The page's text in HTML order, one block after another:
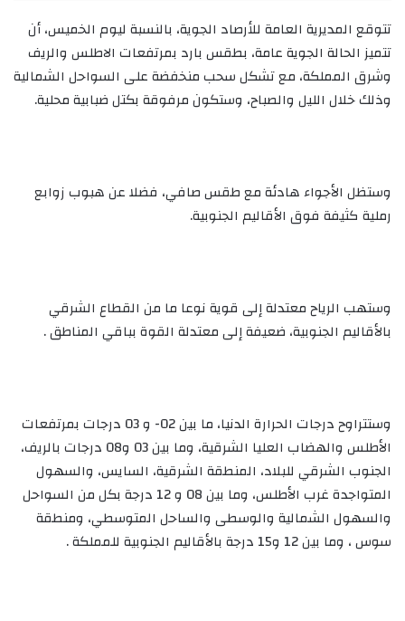
تتوقع المديرية العامة للأرصاد الجوية، بالنسبة ليوم الخميس، أن
تتميز الحالة الجوية عامة، بطقس بارد بمرتفعات الاطلس والريف
وشرق المملكة، مع تشكل سحب منخفضة على السواحل الشمالية
وذلك خلال الليل والصباح، وستكون مرفوقة بكتل ضبابية محلية.
وستظل الأجواء هادئة مع طقس صافي، فضلا عن هبوب زوابع
رملية كثيفة فوق الأقاليم الجنوبية.
وستهب الرياح معتدلة إلى قوية نوعا ما من القطاع الشرقي
بالأقاليم الجنوبية، ضعيفة إلى معتدلة القوة بباقي المناطق .
وستتراوح درجات الحرارة الدنيا، ما بين 02- و 03 درجات بمرتفعات
الأطلس والهضاب العليا الشرقية، وما بين 03 و08 درجات بالريف،
الجنوب الشرقي للبلاد، المنطقة الشرقية، السايس، والسهول
المتواجدة غرب الأطلس، وما بين 08 و 12 درجة بكل من السواحل
والسهول الشمالية والوسطى والساحل المتوسطي، ومنطقة
سوس ، وما بين 12 و15 درجة بالأقاليم الجنوبية للمملكة .